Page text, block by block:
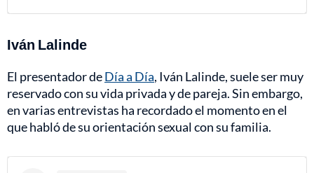
Iván Lalinde
El presentador deDía a Día, Iván Lalinde, suele ser muy
reservado con su vida privada y de pareja. Sin embargo,
en varias entrevistas ha recordado el momento en el
que habló de su orientación sexual con su familia.